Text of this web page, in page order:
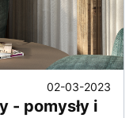
02-03-2023
- pomysły i